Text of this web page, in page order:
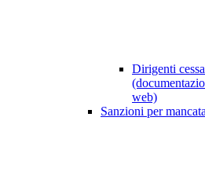
Dirigenti
web)
Sanzioni per